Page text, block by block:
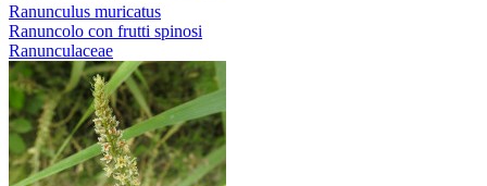
Ranunculus muricatus
Ranuncolo con frutti spinosi
Ranunculaceae